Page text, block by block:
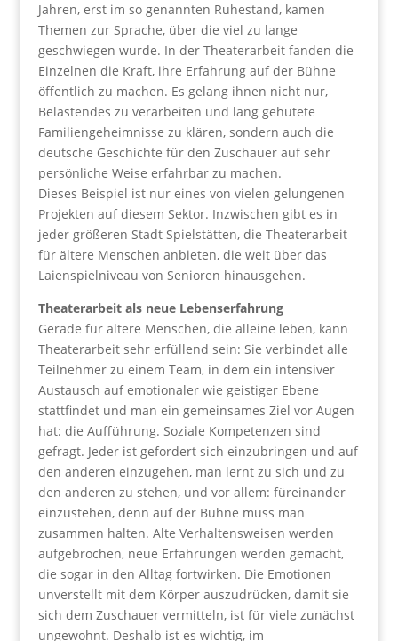
Jahren, erst im so genannten Ruhestand, kamen
Themen zur Sprache, über die viel zu lange
geschwiegen wurde. In der Theaterarbeit fanden die
Einzelnen die Kraft, ihre Erfahrung auf der Bühne
öffentlich zu machen. Es gelang ihnen nicht nur,
Belastendes zu verarbeiten und lang gehütete
Familiengeheimnisse zu klären, sondern auch die
deutsche Geschichte für den Zuschauer auf sehr
persönliche Weise erfahrbar zu machen.
Dieses Beispiel ist nur eines von vielen gelungenen
Projekten auf diesem Sektor. Inzwischen gibt es in
jeder größeren Stadt Spielstätten, die Theaterarbeit
für ältere Menschen anbieten, die weit über das
Laienspielniveau von Senioren hinausgehen.
Theaterarbeit als neue Lebenserfahrung
Gerade für ältere Menschen, die alleine leben, kann
Theaterarbeit sehr erfüllend sein: Sie verbindet alle
Teilnehmer zu einem Team, in dem ein intensiver
Austausch auf emotionaler wie geistiger Ebene
stattfindet und man ein gemeinsames Ziel vor Augen
hat: die Aufführung. Soziale Kompetenzen sind
gefragt. Jeder ist gefordert sich einzubringen und auf
den anderen einzugehen, man lernt zu sich und zu
den anderen zu stehen, und vor allem: füreinander
einzustehen, denn auf der Bühne muss man
zusammen halten. Alte Verhaltensweisen werden
aufgebrochen, neue Erfahrungen werden gemacht,
die sogar in den Alltag fortwirken. Die Emotionen
unverstellt mit dem Körper auszudrücken, damit sie
sich dem Zuschauer vermitteln, ist für viele zunächst
ungewohnt. Deshalb ist es wichtig, im